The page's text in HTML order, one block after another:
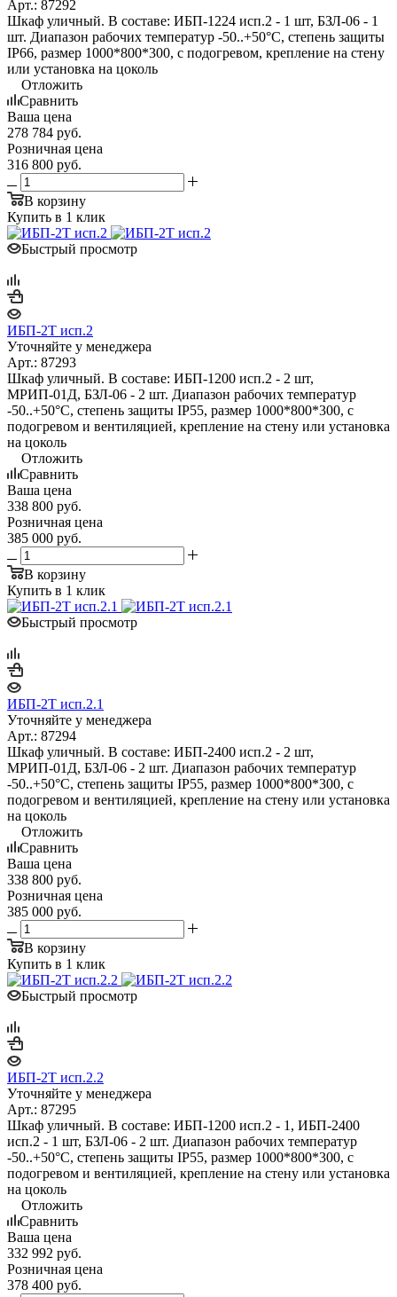
Арт.: 87292
Шкаф уличный. В составе: ИБП-1224 исп.2 - 1 шт, БЗЛ-06 - 1
шт. Диапазон рабочих температур -50..+50°С, степень защиты
IP66, размер 1000*800*300, с подогревом, крепление на стену
или установка на цоколь
Отложить
Сравнить
Ваша цена
278 784 руб.
Розничная цена
316 800 руб.
В корзину
Купить в 1 клик
Быстрый просмотр
ИБП-2Т исп.2
Уточняйте у менеджера
Арт.: 87293
Шкаф уличный. В составе: ИБП-1200 исп.2 - 2 шт,
МРИП-01Д, БЗЛ-06 - 2 шт. Диапазон рабочих температур
-50..+50°С, степень защиты IP55, размер 1000*800*300, с
подогревом и вентиляцией, крепление на стену или установка
на цоколь
Отложить
Сравнить
Ваша цена
338 800 руб.
Розничная цена
385 000 руб.
В корзину
Купить в 1 клик
Быстрый просмотр
ИБП-2Т исп.2.1
Уточняйте у менеджера
Арт.: 87294
Шкаф уличный. В составе: ИБП-2400 исп.2 - 2 шт,
МРИП-01Д, БЗЛ-06 - 2 шт. Диапазон рабочих температур
-50..+50°С, степень защиты IP55, размер 1000*800*300, с
подогревом и вентиляцией, крепление на стену или установка
на цоколь
Отложить
Сравнить
Ваша цена
338 800 руб.
Розничная цена
385 000 руб.
В корзину
Купить в 1 клик
Быстрый просмотр
ИБП-2Т исп.2.2
Уточняйте у менеджера
Арт.: 87295
Шкаф уличный. В составе: ИБП-1200 исп.2 - 1, ИБП-2400
исп.2 - 1 шт, БЗЛ-06 - 2 шт. Диапазон рабочих температур
-50..+50°С, степень защиты IP55, размер 1000*800*300, с
подогревом и вентиляцией, крепление на стену или установка
на цоколь
Отложить
Сравнить
Ваша цена
332 992 руб.
Розничная цена
378 400 руб.